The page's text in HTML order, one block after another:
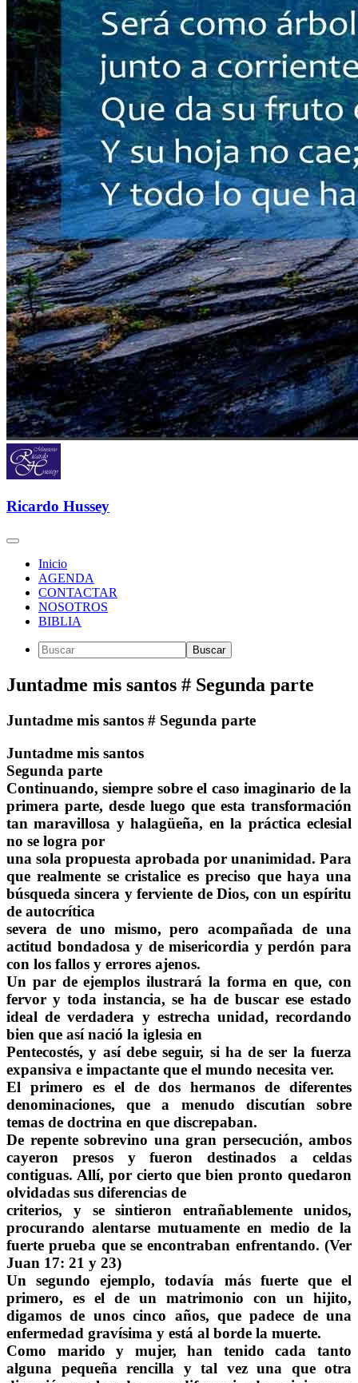
Ricardo Hussey
Inicio
AGENDA
CONTACTAR
NOSOTROS
BIBLIA
Juntadme mis santos # Segunda parte
Juntadme mis santos # Segunda parte
Juntadme mis santos
Segunda parte
Continuando, siempre sobre el caso imaginario de la
primera parte, desde luego que esta transformación
tan maravillosa y halagüeña, en la práctica eclesial
no se logra por
una sola propuesta aprobada por unanimidad. Para
que realmente se cristalice es preciso que haya una
búsqueda sincera y ferviente de Dios, con un espíritu
de autocrítica
severa de uno mismo, pero acompañada de una
actitud bondadosa y de misericordia y perdón para
con los fallos y errores ajenos.
Un par de ejemplos ilustrará la forma en que, con
fervor y toda instancia, se ha de buscar ese estado
ideal de verdadera y estrecha unidad, recordando
bien que así nació la iglesia en
Pentecostés, y así debe seguir, si ha de ser la fuerza
expansiva e impactante que el mundo necesita ver.
El primero es el de dos hermanos de diferentes
denominaciones, que a menudo discutían sobre
temas de doctrina en que discrepaban.
De repente sobrevino una gran persecución, ambos
cayeron presos y fueron destinados a celdas
contiguas. Allí, por cierto que bien pronto quedaron
olvidadas sus diferencias de
criterios, y se sintieron entrañablemente unidos,
procurando alentarse mutuamente en medio de la
fuerte prueba que se encontraban enfrentando. (Ver
Juan 17: 21 y 23)
Un segundo ejemplo, todavía más fuerte que el
primero, es el de un matrimonio con un hijito,
digamos de unos cinco años, que padece de una
enfermedad gravísima y está al borde la muerte.
Como marido y mujer, han tenido cada tanto
alguna pequeña rencilla y tal vez una que otra